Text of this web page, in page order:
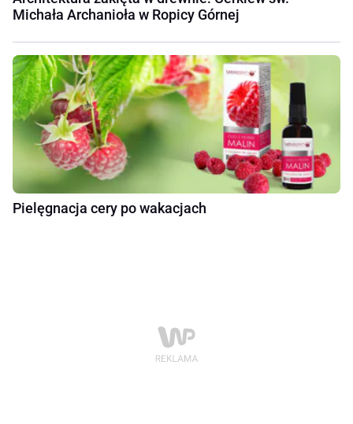
Michała Archanioła w Ropicy Górnej
Pielęgnacja cery po wakacjach